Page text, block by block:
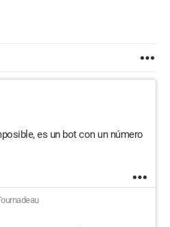
es un bot con un número